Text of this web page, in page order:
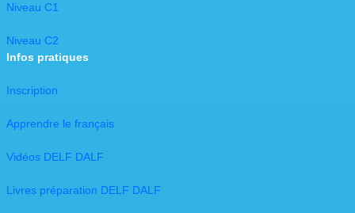
Niveau C1
​Niveau C2​
Infos pratiques
Inscription
Apprendre le français
Vidéos DELF DALF
Livres préparation DELF DALF